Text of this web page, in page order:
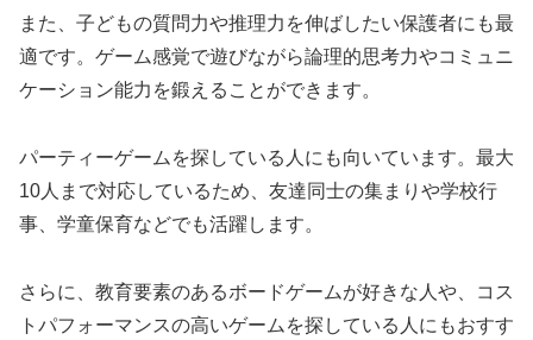
また、子どもの質問力や推理力を伸ばしたい保護者にも最
適です。ゲーム感覚で遊びながら論理的思考力やコミュニ
ケーション能力を鍛えることができます。
パーティーゲームを探している人にも向いています。最大
10人まで対応しているため、友達同士の集まりや学校行
事、学童保育などでも活躍します。
さらに、教育要素のあるボードゲームが好きな人や、コス
トパフォーマンスの高いゲームを探している人にもおすす